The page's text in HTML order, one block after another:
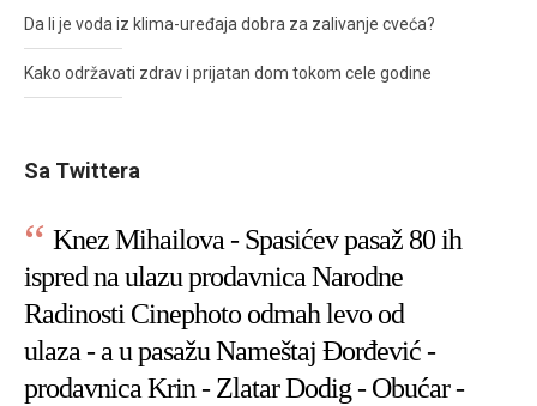
Da li je voda iz klima-uređaja dobra za zalivanje cveća?
Kako održavati zdrav i prijatan dom tokom cele godine
Sa Twittera
Knez Mihailova - Spasićev pasaž 80 ih
ispred na ulazu prodavnica Narodne
Radinosti Cinephoto odmah levo od
ulaza - a u pasažu Nameštaj Đorđević -
prodavnica Krin - Zlatar Dodig - Obućar -